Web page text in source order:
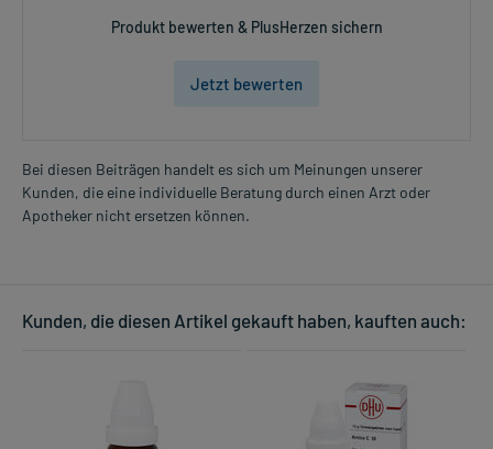
Produkt bewerten & PlusHerzen sichern
Jetzt bewerten
Bei diesen Beiträgen handelt es sich um Meinungen unserer
Kunden, die eine individuelle Beratung durch einen Arzt oder
Apotheker nicht ersetzen können.
Kunden, die diesen Artikel gekauft haben, kauften auch: